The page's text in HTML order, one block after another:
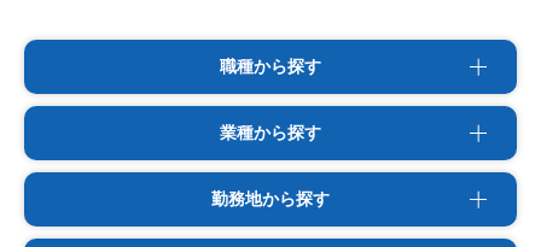
職種から探す
業種から探す
勤務地から探す